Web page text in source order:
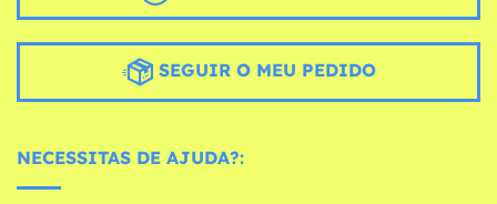
SEGUIR O MEU PEDIDO
NECESSITAS DE AJUDA?: